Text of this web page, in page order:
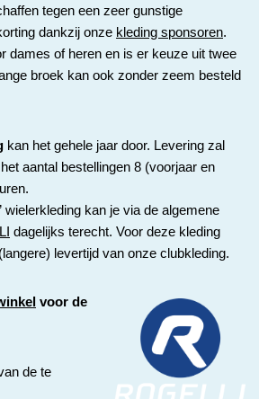
tegen een zeer gunstige
dankzij onze kleding sponsoren.
dames of heren en is er keuze uit twee
broek kan ook zonder zeem besteld
kan het gehele jaar door. Levering zal
aantal bestellingen 8 (voorjaar en
wielerkleding kan je via de algemene
dagelijks terecht. Voor deze kleding
levertijd van onze clubkleding.
voor de
de te